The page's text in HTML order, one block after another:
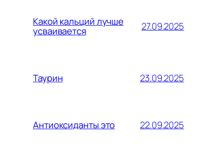
Какой кальций лучше
усваивается 27.09.2025
Таурин 23.09.2025
Антиоксиданты это 22.09.2025